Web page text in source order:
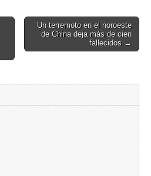
Un terremoto en el noroeste
de China deja más de cien
fallecidos →